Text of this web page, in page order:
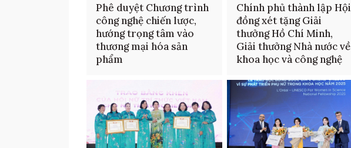
Phê duyệt Chương trình
công nghệ chiến lược,
hướng trọng tâm vào
thương mại hóa sản
phẩm
Chính phủ thành lập Hội
đồng xét tặng Giải
thưởng Hồ Chí Minh,
Giải thưởng Nhà nước về
khoa học và công nghệ